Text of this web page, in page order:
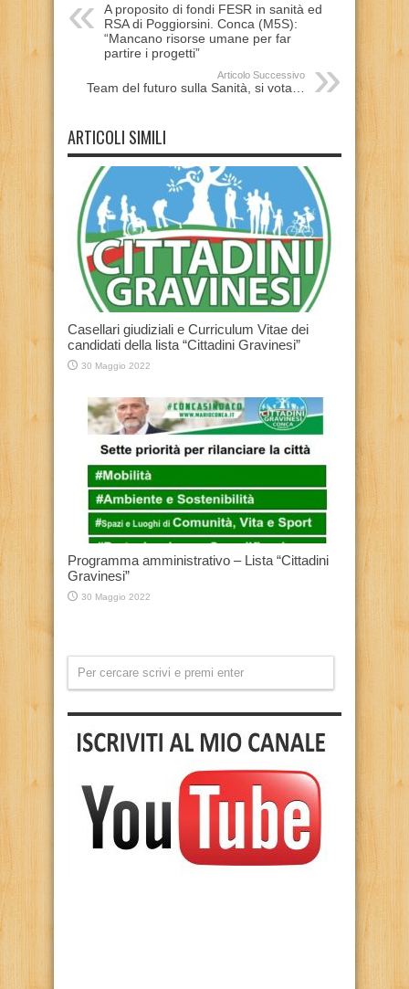
A proposito di fondi FESR in sanità ed
RSA di Poggiorsini. Conca (M5S):
“Mancano risorse umane per far
partire i progetti”
Articolo Successivo
Team del futuro sulla Sanità, si vota…
ARTICOLI SIMILI
Casellari giudiziali e Curriculum Vitae dei
candidati della lista “Cittadini Gravinesi”
30 Maggio 2022
Programma amministrativo – Lista “Cittadini
Gravinesi”
30 Maggio 2022